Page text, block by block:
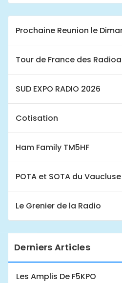
Prochaine Reunion le
Tour de France des
SUD EXPO RADIO 2026
Cotisation
Ham Family TM5HF
POTA et SOTA du Vaucluse
Le Grenier de la Radio
Derniers Articles
Les Amplis De F5KPO